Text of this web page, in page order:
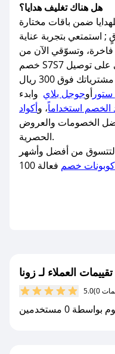
هل هناك تغليف هدايا؟
; استمتعي بتجربة عناية
فاخرة، وتسوّقي الآن من ZONA STORE باستخدام كود
خصم S7S7 عبر تطبيق صحصح كوبون، لتحصلي على توصيل
ستور أوجوجل بلاي وابدء
الخصم استخداماً، وأكواد
الخصومات والعروض
الحصرية.
لتتسوق من أفضل وأشهر
كوبونات خصم
تقييمات العملاء لـ زونا
5.0